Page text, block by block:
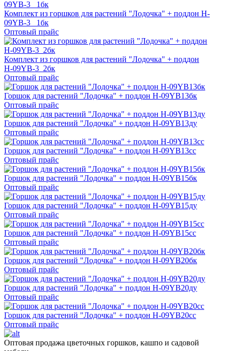
Комплект из горшков для растений "Лодочка" + поддон H-
09YB-3 _1бк
Оптовый прайс
Комплект из горшков для растений "Лодочка" + поддон
Н-09YB-3_2бк
Оптовый прайс
Горшок для растений "Лодочка" + поддон H-09YB13бк
Оптовый прайс
Горшок для растений "Лодочка" + поддон H-09YB13ду
Оптовый прайс
Горшок для растений "Лодочка" + поддон H-09YB13сс
Оптовый прайс
Горшок для растений "Лодочка" + поддон H-09YB15бк
Оптовый прайс
Горшок для растений "Лодочка" + поддон H-09YB15ду
Оптовый прайс
Горшок для растений "Лодочка" + поддон H-09YB15сс
Оптовый прайс
Горшок для растений "Лодочка" + поддон H-09YB20бк
Оптовый прайс
Горшок для растений "Лодочка" + поддон H-09YB20ду
Оптовый прайс
Горшок для растений "Лодочка" + поддон H-09YB20сс
Оптовый прайс
Оптовая продажа цветочных горшков, кашпо и садовой